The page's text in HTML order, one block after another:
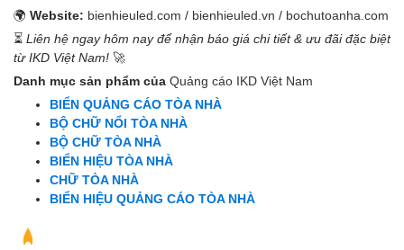
🌍 Website: bienhieuled.com / bienhieuled.vn / bochutoanha.com
⏳ Liên hệ ngay hôm nay để nhận báo giá chi tiết & ưu đãi đặc biệt
từ IKD Việt Nam! 🚀
Danh mục sản phẩm của Quảng cáo IKD Việt Nam
BIỂN QUẢNG CÁO TÒA NHÀ
BỘ CHỮ NỔI TÒA NHÀ
BỘ CHỮ TÒA NHÀ
BIỂN HIỆU TÒA NHÀ
CHỮ TÒA NHÀ
BIỂN HIỆU QUẢNG CÁO TÒA NHÀ